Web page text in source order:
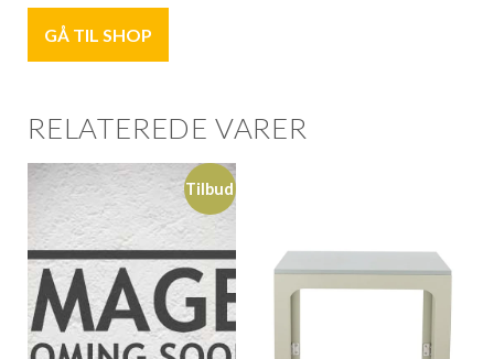
GÅ TIL SHOP
RELATEREDE VARER
Tilbud